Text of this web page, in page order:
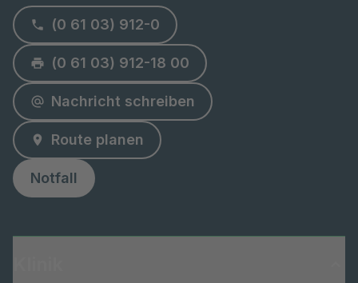
(0 61 03) 912-0
(0 61 03) 912-18 00
Nachricht schreiben
Route planen
Notfall